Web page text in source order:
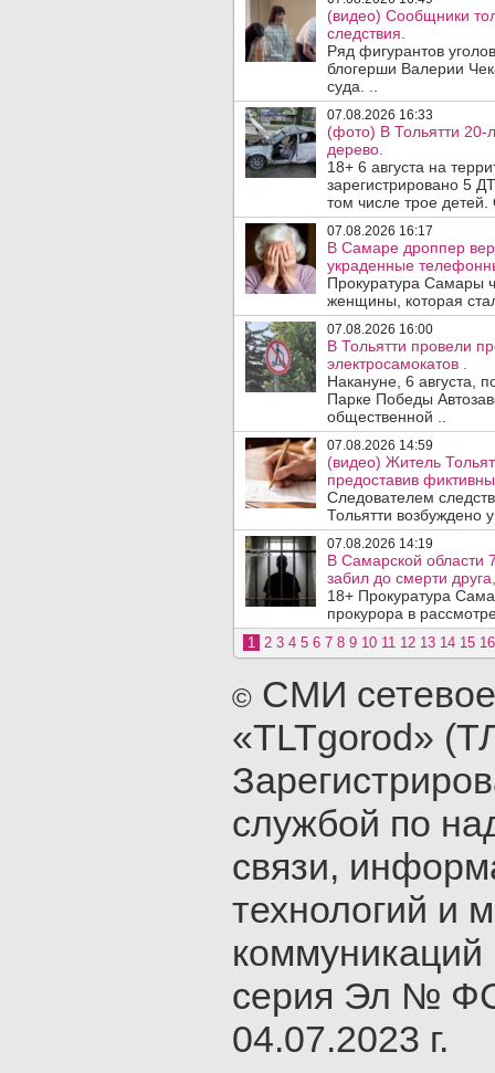
(видео) Сообщники
следствия.
Ряд фигурантов
блогерши Валерии
суда. ..
07.08.2026 16:33
(фото) В Тольятти 20-
дерево.
18+ 6 августа на
зарегистрировано 5
том числе трое
07.08.2026 16:17
В Самаре дроппер
украденные
Прокуратура Самары
женщины, которая
07.08.2026 16:00
В Тольятти провели
электросамокатов .
Накануне, 6 августа,
Парке Победы
общественной ..
07.08.2026 14:59
(видео) Житель
предоставив
Следователем
Тольятти возбуждено
07.08.2026 14:19
В Самарской области
забил до смерти
18+ Прокуратура
прокурора в
1 2 3 4 5 6 7 8 9 10 11 12 13 14 15 16
© СМИ
«TLTgorod»
службой по
связи,
технологий и
серия Эл №
04.07.2023 г.